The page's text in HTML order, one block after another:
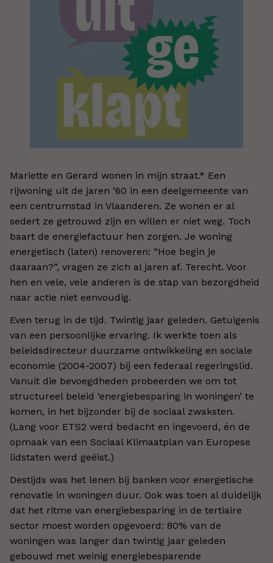
Mariette en Gerard wonen in mijn straat.* Een
rijwoning uit de jaren ’60 in een deelgemeente van
een centrumstad in Vlaanderen. Ze wonen er al
sedert ze getrouwd zijn en willen er niet weg. Toch
baart de energiefactuur hen zorgen. Je woning
energetisch (laten) renoveren: “Hoe begin je
daaraan?”, vragen ze zich al jaren af. Terecht. Voor
hen en vele, vele anderen is de stap van bezorgdheid
naar actie niet eenvoudig.
Even terug in de tijd. Twintig jaar geleden. Getuigenis
van een persoonlijke ervaring. Ik werkte toen als
beleidsdirecteur duurzame ontwikkeling en sociale
economie (2004-2007) bij een federaal regeringslid.
Vanuit die bevoegdheden probeerden we om tot
structureel beleid ‘energiebesparing in woningen’ te
komen, in het bijzonder bij de sociaal zwaksten.
(Lang voor ETS2 werd bedacht en ingevoerd, én de
opmaak van een Sociaal Klimaatplan van Europese
lidstaten werd geëist.)
Destijds was het lenen bij banken voor energetische
renovatie in woningen duur. Ook was toen al duidelijk
dat het ritme van energiebesparing in de tertiaire
sector moest worden opgevoerd: 80% van de
woningen was langer dan twintig jaar geleden
gebouwd met weinig energiebesparende